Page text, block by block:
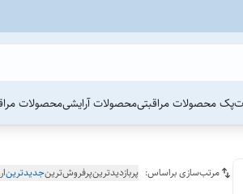
پک محصولات مراقبتیمحصولات آرایشیمحصولات
مرتب‌سازی براساس: پربازدیدترینپرفروش‌ترینجدیدترین